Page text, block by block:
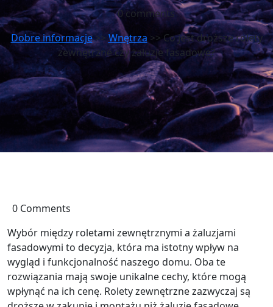
0 comments
Dobre informacje>> Wnętrza >> Co jest droższe rolety
zewnętrzne czy żaluzje fasadowe?
0 Comments
Wybór między roletami zewnętrznymi a żaluzjami
fasadowymi to decyzja, która ma istotny wpływ na
wygląd i funkcjonalność naszego domu. Oba te
rozwiązania mają swoje unikalne cechy, które mogą
wpłynąć na ich cenę. Rolety zewnętrzne zazwyczaj są